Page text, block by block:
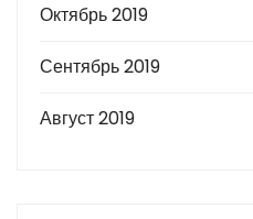
Октябрь 2019
Сентябрь 2019
Август 2019